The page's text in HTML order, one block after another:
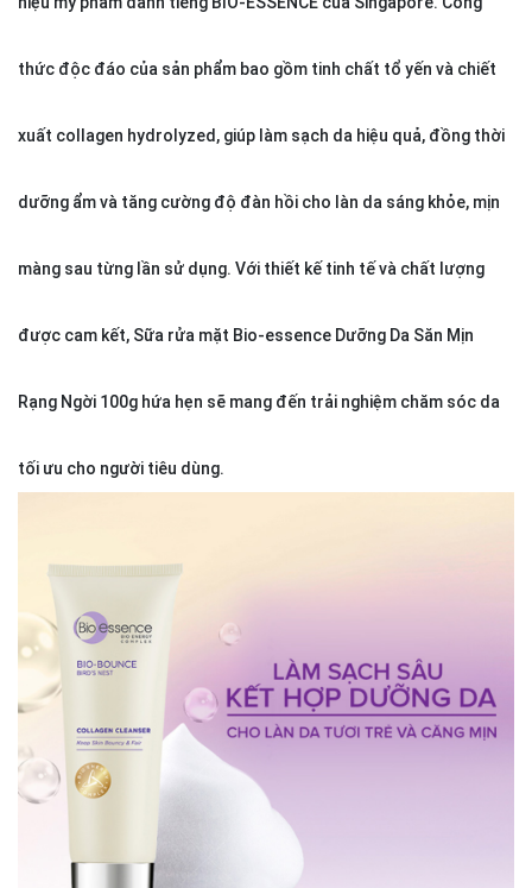
thức độc đáo của sản phẩm bao gồm tinh chất tổ yến và chiết
xuất collagen hydrolyzed, giúp làm sạch da hiệu quả, đồng thời
dưỡng ẩm và tăng cường độ đàn hồi cho làn da sáng khỏe, mịn
màng sau từng lần sử dụng. Với thiết kế tinh tế và chất lượng
được cam kết, Sữa rửa mặt Bio-essence Dưỡng Da Săn Mịn
Rạng Ngời 100g hứa hẹn sẽ mang đến trải nghiệm chăm sóc da
tối ưu cho người tiêu dùng.